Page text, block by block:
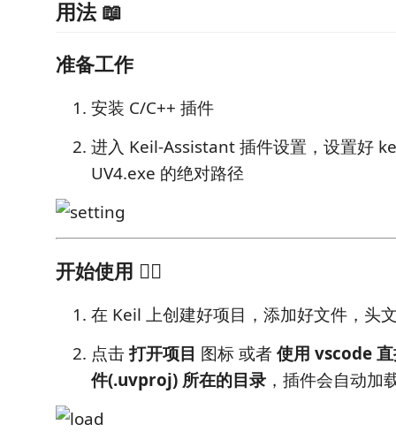
用法 📖
准备工作
安装 C/C++ 插件
进入 Keil-Assistant 插件设置，设置好
UV4.exe 的绝对路径
开始使用 🏃‍♀️
在 Keil 上创建好项目，添加好文件，头
点击打开项目 图标 或者使用 vscode
件(.uvproj) 所在的目录 ，插件会自动加